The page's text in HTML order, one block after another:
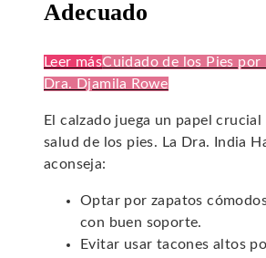
Adecuado
Leer másCuidado de los Pies por
Dra. Djamila Rowe
El calzado juega un papel crucial
salud de los pies. La Dra. India
aconseja:
Optar por zapatos
con buen soporte.
Evitar usar tacones altos